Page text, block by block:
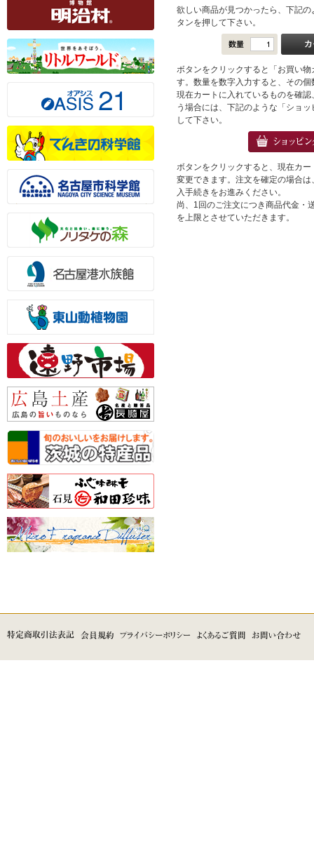
欲しい商品が見つかったら、下記
タンを押して下さい。
ボタンをクリックすると「お買い
す。数量を数字入力すると、その
現在カートに入れているものを確
う場合には、下記のような「ショ
して下さい。
ボタンをクリックすると、現在カ
変更できます。注文を確定の場合
入手続きをお進みください。
尚、1回のご注文につき商品代金・
を上限とさせていただきます。